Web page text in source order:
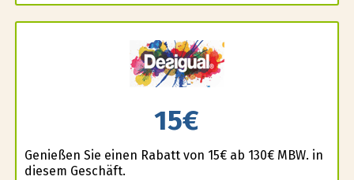
15€
Genießen Sie einen Rabatt von 15€ ab 130€ MBW. in
diesem Geschäft.